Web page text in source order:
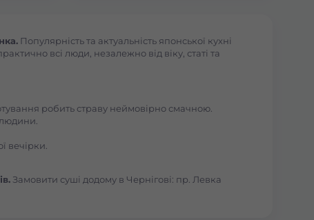
Популярність та актуальність японської кухні
всі люди, незалежно від віку, статі та
робить страву неймовірно смачною.
вечірки.
Замовити суші додому в Чернігові: пр. Левка